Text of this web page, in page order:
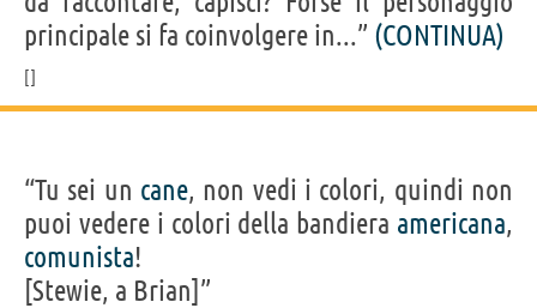
principale si fa coinvolgere in...” (CONTINUA)
“Tu sei un cane, non vedi i colori, quindi non
puoi vedere i colori della bandiera americana,
comunista!
[Stewie, a Brian]”